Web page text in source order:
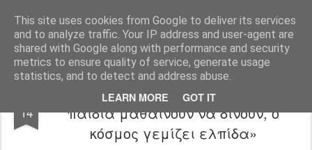
This site uses cookies from Google to deliver its services
and to analyze traffic. Your IP address and user-agent are
shared with Google along with performance and security
metrics to ensure quality of service, generate usage
statistics, and to detect and address abuse.
LEARN MORE GOT IT
Ιδιωτικό Δημοτικό Σχολείο "Ι.Μ.ΔΕΛΑΣΑΛ"
14
Chocolate for Children 2025 - «Όταν τα
παιδιά μαθαίνουν να δίνουν, ο
κόσμος γεμίζει ελπίδα»